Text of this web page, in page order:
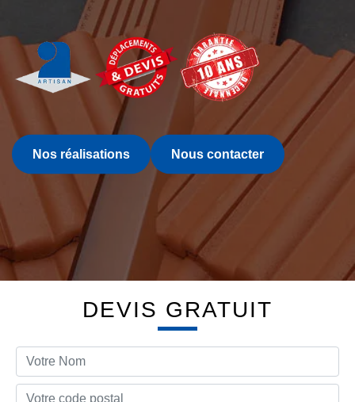
Nos réalisations Nous contacter
DEVIS GRATUIT